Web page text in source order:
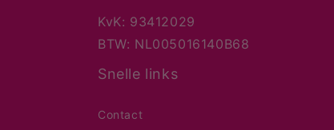
KvK: 93412029
BTW: NL005016140B68
Snelle links
Contact